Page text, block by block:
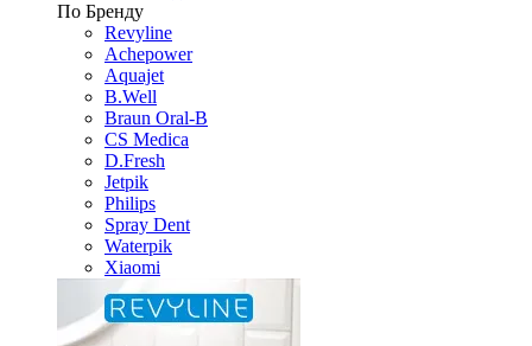
По Бренду
Revyline
Achepower
Aquajet
B.Well
Braun Oral-B
CS Medica
D.Fresh
Jetpik
Philips
Spray Dent
Waterpik
Xiaomi